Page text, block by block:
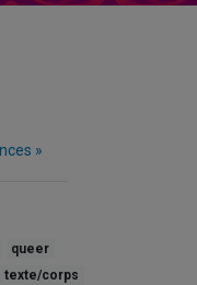
»
queer
texte/corps